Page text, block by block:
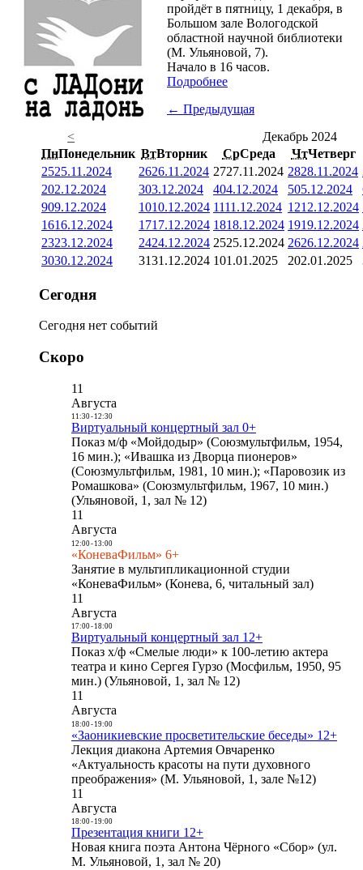
пройдёт в пятницу, 1 декабря, в
Большом зале Вологодской
областной научной библиотеки
(М. Ульяновой, 7).
Начало в 16 часов.
Подробнее
← Предыдущая
<
Декабрь 2024
ПнПонедельник ВтВторник СрСреда ЧтЧетверг
2525.11.2024 2626.11.2024 2727.11.2024 2828.11.2024
202.12.2024 303.12.2024 404.12.2024 505.12.2024
909.12.2024 1010.12.2024 1111.12.2024 1212.12.2024
1616.12.2024 1717.12.2024 1818.12.2024 1919.12.2024
2323.12.2024 2424.12.2024 2525.12.2024 2626.12.2024
3030.12.2024 3131.12.2024 101.01.2025 202.01.2025
Сегодня
Сегодня нет событий
Скоро
11
Августа
11:30- 12:30
Виртуальный концертный зал 0+
Показ м/ф «Мойдодыр» (Союзмультфильм, 1954,
16 мин.); «Ивашка из Дворца пионеров»
(Союзмультфильм, 1981, 10 мин.); «Паровозик из
Ромашкова» (Союзмультфильм, 1967, 10 мин.)
(Ульяновой, 1, зал № 12)
11
Августа
12:00- 13:00
«КоневаФильм» 6+
Занятие в мультипликационной студии
«КоневаФильм» (Конева, 6, читальный зал)
11
Августа
17:00- 18:00
Виртуальный концертный зал 12+
Показ х/ф «Смелые люди» к 100-летию актера
театра и кино Сергея Гурзо (Мосфильм, 1950, 95
мин.) (Ульяновой, 1, зал № 12)
11
Августа
18:00- 19:00
«Заоникиевские просветительские беседы» 12+
Лекция диакона Артемия Овчаренко
«Актуальность красоты на пути духовного
преображения» (М. Ульяновой, 1, зале №12)
11
Августа
18:00- 19:00
Презентация книги 12+
Новая книга поэта Антона Чёрного «Сбор» (ул.
М. Ульяновой, 1, зал № 20)